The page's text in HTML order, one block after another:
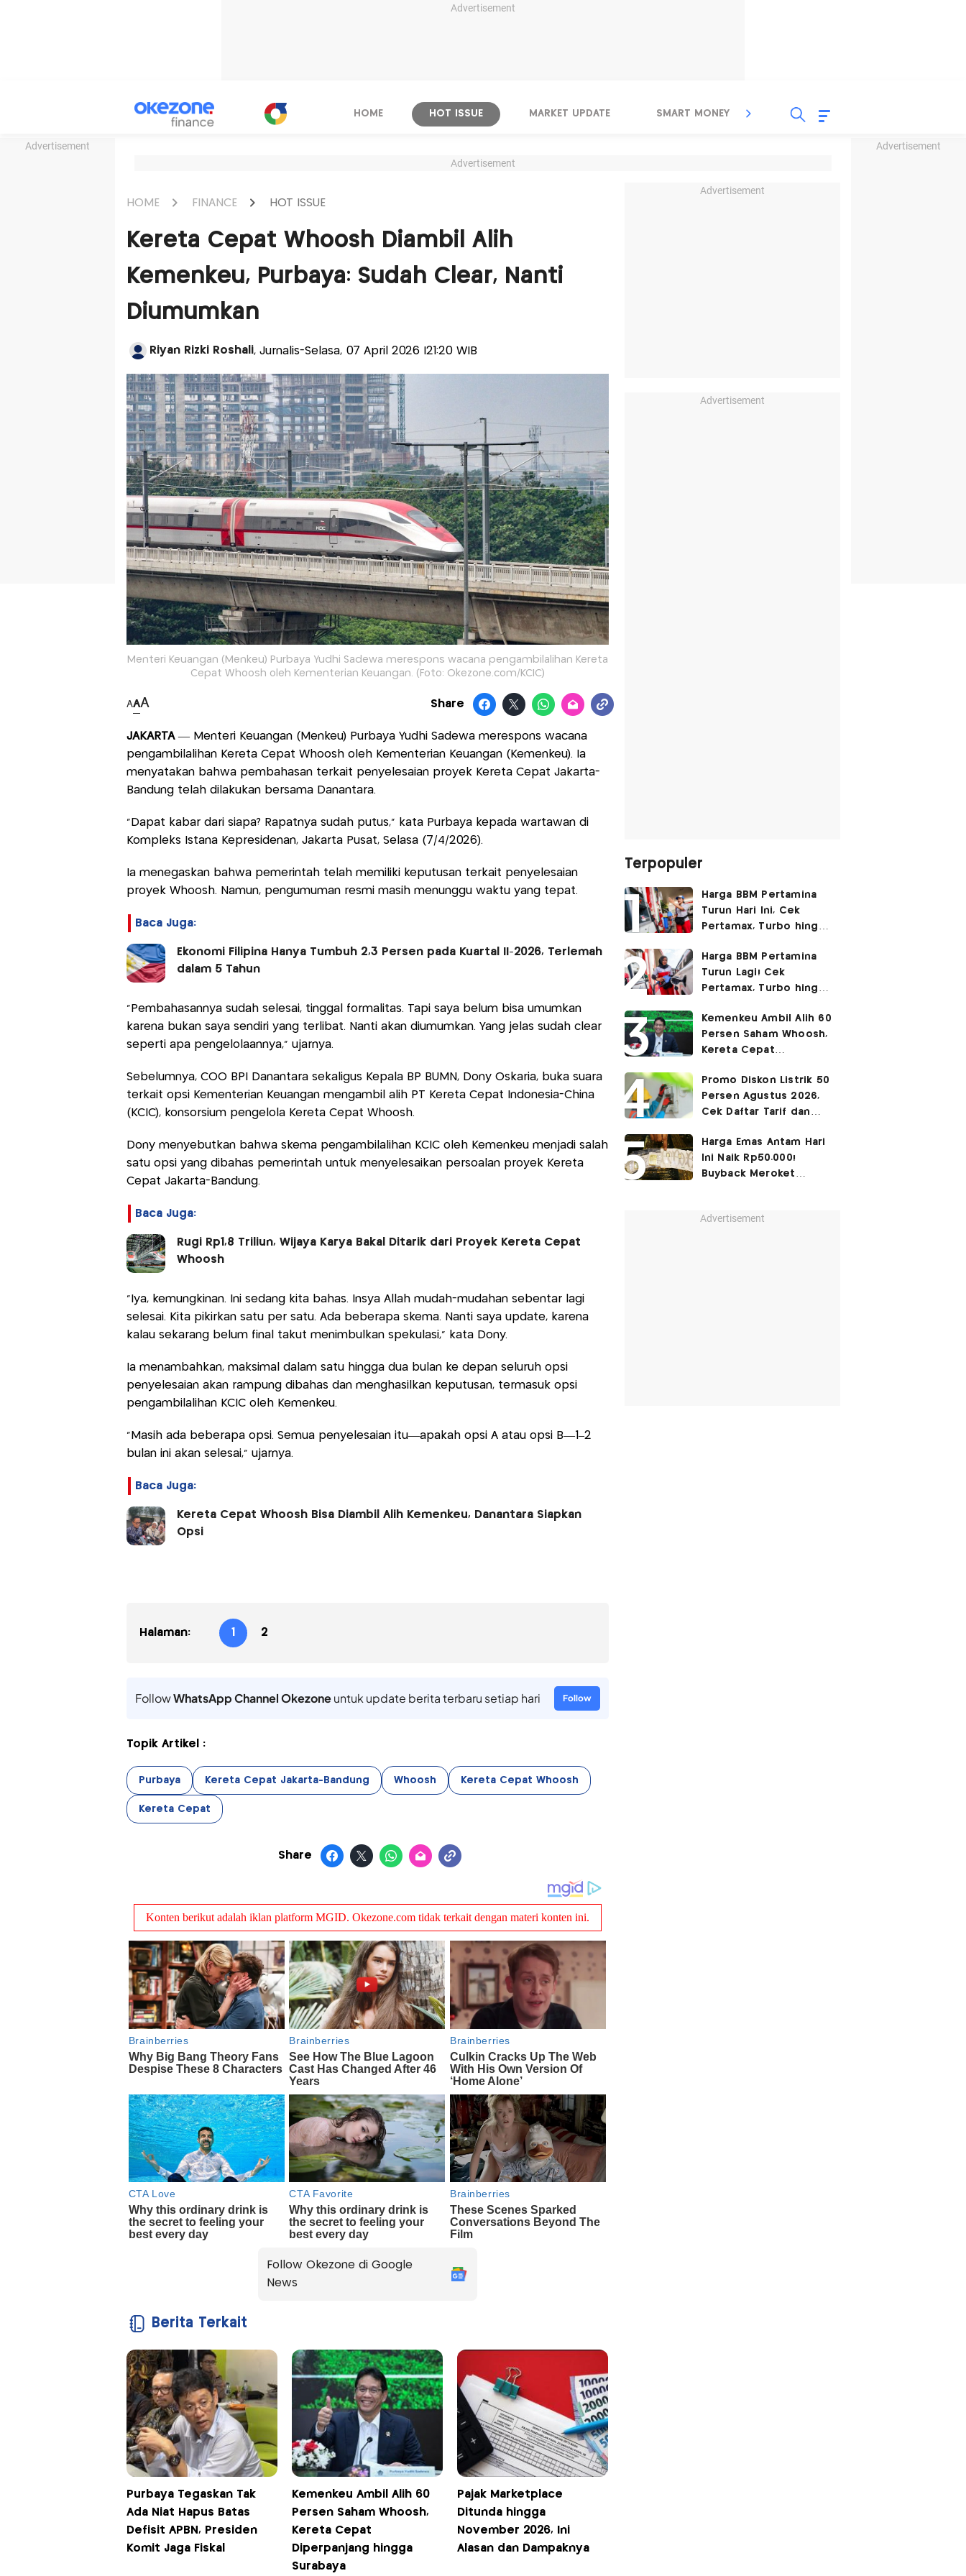
Advertisement
Advertisement Advertisement
HOME HOT ISSUE MARKET UPDATE SMART MONEY INSPIRASI BISNIS
Advertisement
HOME FINANCE HOT ISSUE
Kereta Cepat Whoosh Diambil Alih
Kemenkeu, Purbaya: Sudah Clear, Nanti
Diumumkan
Riyan Rizki Roshali, Jurnalis-Selasa, 07 April 2026 |21:20 WIB
Menteri Keuangan (Menkeu) Purbaya Yudhi Sadewa merespons wacana pengambilalihan Kereta
Cepat Whoosh oleh Kementerian Keuangan. (Foto: Okezone.com/KCIC)
AAA Share
JAKARTA — Menteri Keuangan (Menkeu) Purbaya Yudhi Sadewa merespons wacana
pengambilalihan Kereta Cepat Whoosh oleh Kementerian Keuangan (Kemenkeu). Ia
menyatakan bahwa pembahasan terkait penyelesaian proyek Kereta Cepat Jakarta-
Bandung telah dilakukan bersama Danantara.
“Dapat kabar dari siapa? Rapatnya sudah putus,” kata Purbaya kepada wartawan di
Kompleks Istana Kepresidenan, Jakarta Pusat, Selasa (7/4/2026).
Ia menegaskan bahwa pemerintah telah memiliki keputusan terkait penyelesaian
proyek Whoosh. Namun, pengumuman resmi masih menunggu waktu yang tepat.
Baca Juga:
Ekonomi Filipina Hanya Tumbuh 2,3 Persen pada Kuartal II-2026, Terlemah
dalam 5 Tahun
“Pembahasannya sudah selesai, tinggal formalitas. Tapi saya belum bisa umumkan
karena bukan saya sendiri yang terlibat. Nanti akan diumumkan. Yang jelas sudah clear
seperti apa pengelolaannya,” ujarnya.
Sebelumnya, COO BPI Danantara sekaligus Kepala BP BUMN, Dony Oskaria, buka suara
terkait opsi Kementerian Keuangan mengambil alih PT Kereta Cepat Indonesia-China
(KCIC), konsorsium pengelola Kereta Cepat Whoosh.
Dony menyebutkan bahwa skema pengambilalihan KCIC oleh Kemenkeu menjadi salah
satu opsi yang dibahas pemerintah untuk menyelesaikan persoalan proyek Kereta
Cepat Jakarta-Bandung.
Baca Juga:
Rugi Rp1,8 Triliun, Wijaya Karya Bakal Ditarik dari Proyek Kereta Cepat
Whoosh
“Iya, kemungkinan. Ini sedang kita bahas. Insya Allah mudah-mudahan sebentar lagi
selesai. Kita pikirkan satu per satu. Ada beberapa skema. Nanti saya update, karena
kalau sekarang belum final takut menimbulkan spekulasi,” kata Dony.
Ia menambahkan, maksimal dalam satu hingga dua bulan ke depan seluruh opsi
penyelesaian akan rampung dibahas dan menghasilkan keputusan, termasuk opsi
pengambilalihan KCIC oleh Kemenkeu.
“Masih ada beberapa opsi. Semua penyelesaian itu—apakah opsi A atau opsi B—1–2
bulan ini akan selesai,” ujarnya.
Baca Juga:
Kereta Cepat Whoosh Bisa Diambil Alih Kemenkeu, Danantara Siapkan
Opsi
Halaman: 1 2
FollowWhatsApp Channel Okezoneuntuk update berita terbaru setiap hari Follow
Topik Artikel :
Purbaya Kereta Cepat Jakarta-Bandung Whoosh Kereta Cepat Whoosh
Kereta Cepat
Share
Follow Okezone di Google
News
Berita Terkait
Purbaya Tegaskan Tak
Ada Niat Hapus Batas
Defisit APBN, Presiden
Komit Jaga Fiskal
Kemenkeu Ambil Alih 60
Persen Saham Whoosh,
Kereta Cepat
Diperpanjang hingga
Surabaya
Pajak Marketplace
Ditunda hingga
November 2026, Ini
Alasan dan Dampaknya
Advertisement
Advertisement
Terpopuler
Harga BBM Pertamina
Turun Hari Ini, Cek
Pertamax, Turbo hingga
2026
Harga BBM Pertamina
Turun Lagi! Cek
Pertamax, Turbo hingga
Agustus 2026
Kemenkeu Ambil Alih 60
Persen Saham Whoosh,
Kereta Cepat
Surabaya
Promo Diskon Listrik 50
Persen Agustus 2026,
Cek Daftar Tarif dan
Harga Emas Antam Hari
Ini Naik Rp50.000!
Buyback Meroket
Advertisement